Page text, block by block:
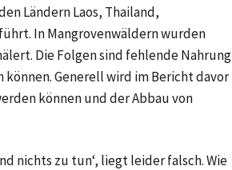
Ländern Laos, Thailand,
In Mangrovenwäldern wurden
Die Folgen sind fehlende Nahrung
können. Generell wird im Bericht davor
können und der Abbau von
nichts zu tun‘, liegt leider falsch. Wie